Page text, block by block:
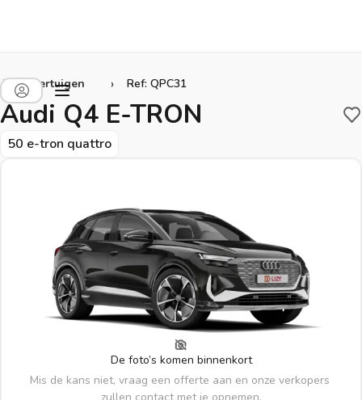
Alle voertuigen › Ref: QPC31
Audi Q4 E-TRON
50 e-tron quattro
De foto’s komen binnenkort
Mis de kans niet, vraag een offerte aan en onze verkopers